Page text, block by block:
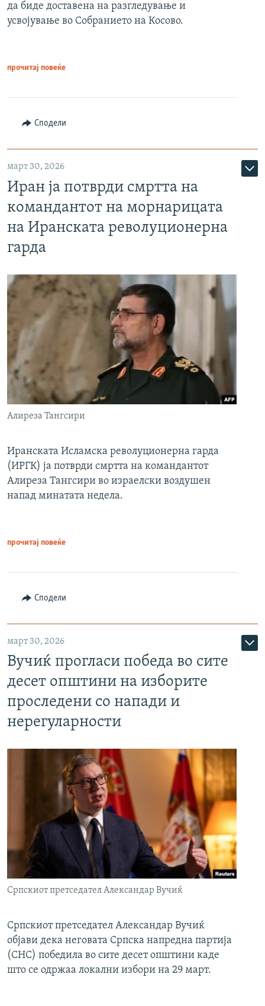
да биде доставена на разгледување и
усвојување во Собранието на Косово.
прочитај повеќе
Сподели
март 30, 2026
Иран ја потврди смртта на
командантот на морнарицата
на Иранската револуционерна
гарда
Алиреза Тангсири
Иранската Исламска револуционерна гарда
(ИРГК) ја потврди смртта на командантот
Алиреза Тангсири во израелски воздушен
напад минатата недела.
прочитај повеќе
Сподели
март 30, 2026
Вучиќ прогласи победа во сите
десет општини на изборите
проследени со напади и
нерегуларности
Српскиот претседател Александар Вучиќ
Српскиот претседател Александар Вучиќ
објави дека неговата Српска напредна партија
(СНС) победила во сите десет општини каде
што се одржаа локални избори на 29 март.